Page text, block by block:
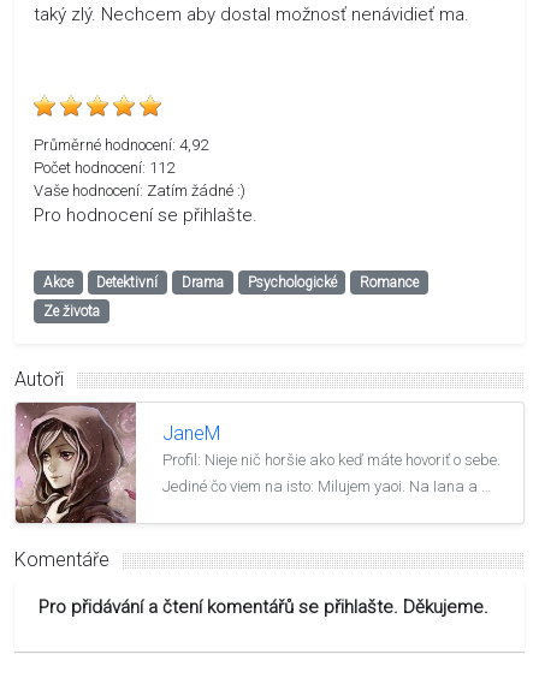
taký zlý. Nechcem aby dostal možnosť nenávidieť ma.
Průměrné hodnocení: 4,92
Počet hodnocení: 112
Vaše hodnocení: Zatím žádné :)
Pro hodnocení se přihlašte.
Akce Detektivní Drama Psychologické
Romance
Ze života
Autoři
JaneM
Profil: Nieje nič horšie ako keď máte hovoriť o sebe.
Jediné čo viem na isto: Milujem yaoi. Na Iana a …
Komentáře
Pro přidávání a čtení komentářů se přihlašte. Děkujeme.